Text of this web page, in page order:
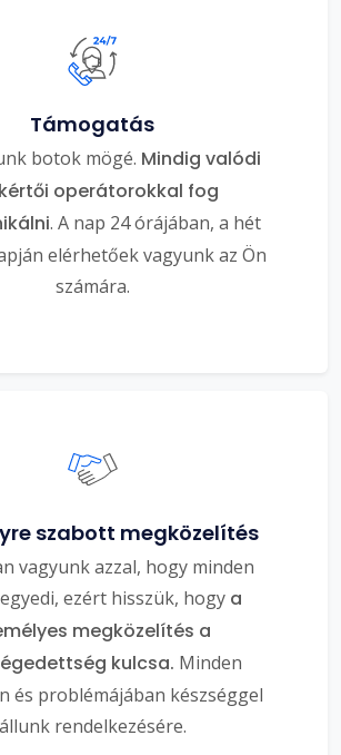
Támogatás
botok mögé. Mindig valódi
operátorokkal fog
. A nap 24 órájában, a hét
elérhetőek vagyunk az Ön
számára.
szabott megközelítés
vagyunk azzal, hogy minden
ezért hisszük, hogy a
megközelítés a
kulcsa. Minden
és problémájában készséggel
állunk rendelkezésére.